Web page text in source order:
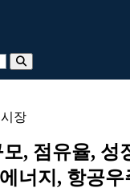
장
, 점유율,
너지, 항공